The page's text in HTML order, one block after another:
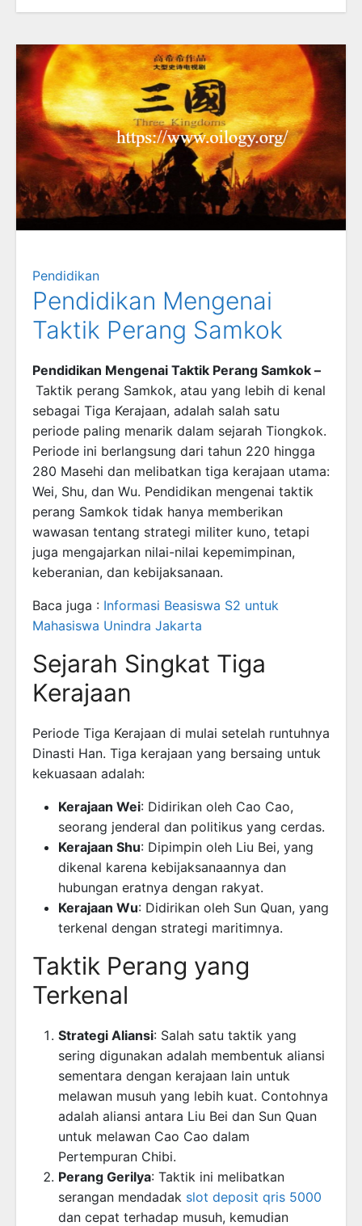
Pendidikan
Pendidikan Mengenai
Taktik Perang Samkok
Pendidikan Mengenai Taktik Perang Samkok –
Taktik perang Samkok, atau yang lebih di kenal
sebagai Tiga Kerajaan, adalah salah satu
periode paling menarik dalam sejarah Tiongkok.
Periode ini berlangsung dari tahun 220 hingga
280 Masehi dan melibatkan tiga kerajaan utama:
Wei, Shu, dan Wu. Pendidikan mengenai taktik
perang Samkok tidak hanya memberikan
wawasan tentang strategi militer kuno, tetapi
juga mengajarkan nilai-nilai kepemimpinan,
keberanian, dan kebijaksanaan.
Baca juga : Informasi Beasiswa S2 untuk
Mahasiswa Unindra Jakarta
Sejarah Singkat Tiga
Kerajaan
Periode Tiga Kerajaan di mulai setelah runtuhnya
Dinasti Han. Tiga kerajaan yang bersaing untuk
kekuasaan adalah:
Kerajaan Wei: Didirikan oleh Cao Cao,
seorang jenderal dan politikus yang cerdas.
Kerajaan Shu: Dipimpin oleh Liu Bei, yang
dikenal karena kebijaksanaannya dan
hubungan eratnya dengan rakyat.
Kerajaan Wu: Didirikan oleh Sun Quan, yang
terkenal dengan strategi maritimnya.
Taktik Perang yang
Terkenal
Strategi Aliansi: Salah satu taktik yang
sering digunakan adalah membentuk aliansi
sementara dengan kerajaan lain untuk
melawan musuh yang lebih kuat. Contohnya
adalah aliansi antara Liu Bei dan Sun Quan
untuk melawan Cao Cao dalam
Pertempuran Chibi.
Perang Gerilya: Taktik ini melibatkan
serangan mendadak slot deposit qris 5000
dan cepat terhadap musuh, kemudian